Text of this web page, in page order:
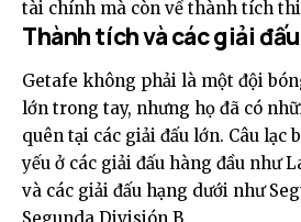
tài chính mà còn về thành tích
Thành tích và các giải
Getafe không phải là một đội
lớn trong tay, nhưng họ đã có
quên tại các giải đấu lớn. Câu lạc
yếu ở các giải đấu hàng đầu như
và các giải đấu hạng dưới như